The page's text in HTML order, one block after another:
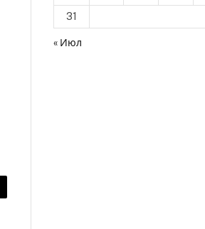
31
« Июл